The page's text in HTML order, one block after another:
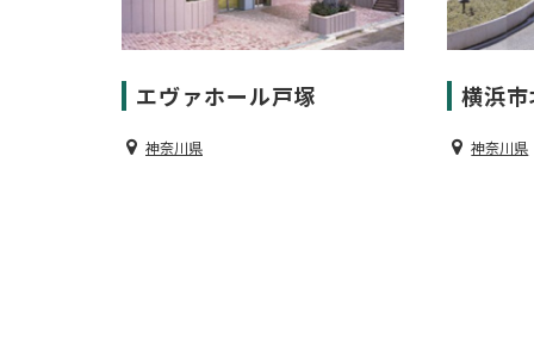
エヴァホール戸塚
神奈川県
横浜
神奈川県